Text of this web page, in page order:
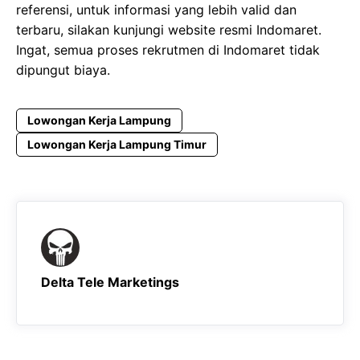
referensi, untuk informasi yang lebih valid dan
terbaru, silakan kunjungi website resmi Indomaret.
Ingat, semua proses rekrutmen di Indomaret tidak
dipungut biaya.
Lowongan Kerja Lampung
Lowongan Kerja Lampung Timur
Delta Tele Marketings